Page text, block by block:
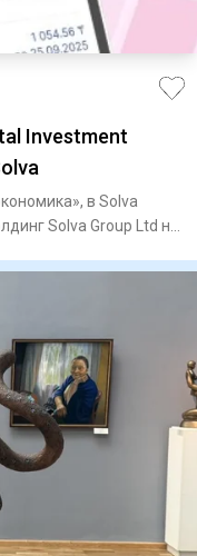
Investment
в Solva
Solva Group Ltd на